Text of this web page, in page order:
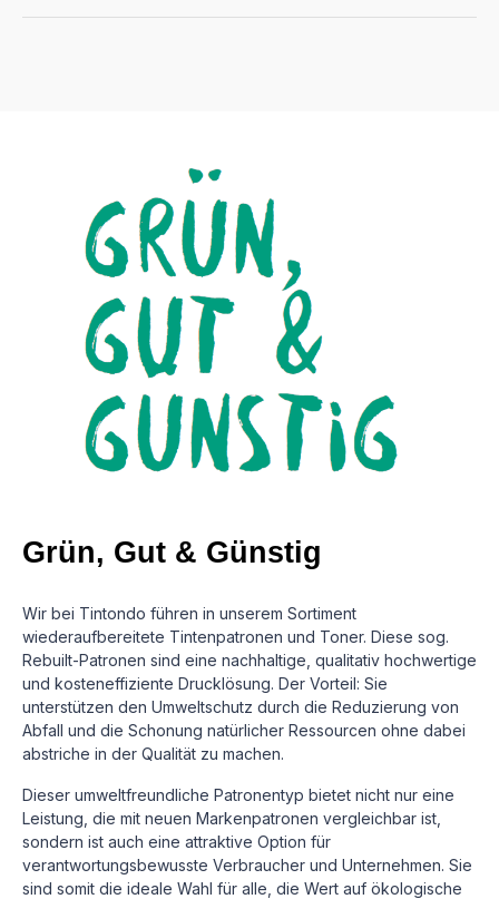
Grün, Gut & Günstig
Wir bei Tintondo führen in unserem Sortiment
wiederaufbereitete Tintenpatronen und Toner. Diese sog.
Rebuilt-Patronen sind eine nachhaltige, qualitativ hochwertige
und kosteneffiziente Drucklösung. Der Vorteil: Sie
unterstützen den Umweltschutz durch die Reduzierung von
Abfall und die Schonung natürlicher Ressourcen ohne dabei
abstriche in der Qualität zu machen.
Dieser umweltfreundliche Patronentyp bietet nicht nur eine
Leistung, die mit neuen Markenpatronen vergleichbar ist,
sondern ist auch eine attraktive Option für
verantwortungsbewusste Verbraucher und Unternehmen. Sie
sind somit die ideale Wahl für alle, die Wert auf ökologische